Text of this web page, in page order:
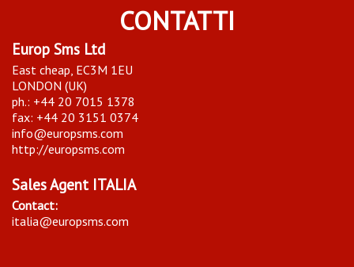
CONTATTI
Europ Sms Ltd
East cheap, EC3M 1EU
LONDON (UK)
ph.: +44 20 7015 1378
fax: +44 20 3151 0374
info@europsms.com
http://europsms.com
Sales Agent ITALIA
Contact:
italia@europsms.com